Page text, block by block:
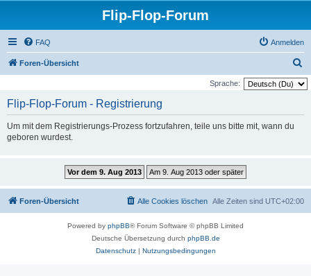
Flip-Flop-Forum
FAQ Anmelden
Foren-Übersicht
u
Sprache:
Flip-Flop-Forum - Registrierung
Um mit dem Registrierungs-Prozess fortzufahren, teile uns bitte mit, wann du
geboren wurdest.
Foren-Übersicht Alle Zeiten sind UTC+02:00
Alle Cookies löschen
Powered by phpBB® Forum Software © phpBB Limited
Deutsche Übersetzung durch phpBB.de
Datenschutz| Nutzungsbedingungen